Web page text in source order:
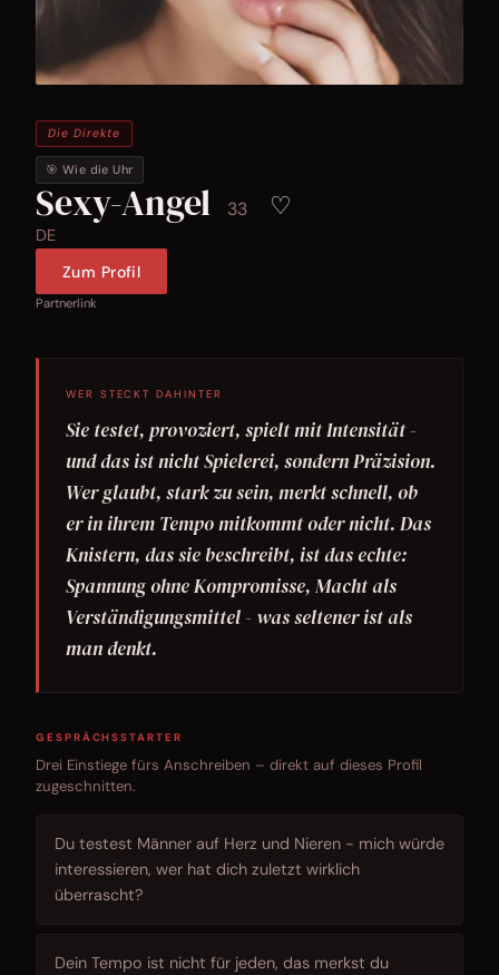
Die Direkte
🎯 Wie die Uhr
Sexy-Angel 33 ♡
DE
Zum Profil
Partnerlink
WER STECKT DAHINTER
Sie testet, provoziert, spielt mit Intensität -
und das ist nicht Spielerei, sondern Präzision.
Wer glaubt, stark zu sein, merkt schnell, ob
er in ihrem Tempo mitkommt oder nicht. Das
Knistern, das sie beschreibt, ist das echte:
Spannung ohne Kompromisse, Macht als
Verständigungsmittel - was seltener ist als
man denkt.
GESPRÄCHSSTARTER
Drei Einstiege fürs Anschreiben – direkt auf dieses Profil
zugeschnitten.
Du testest Männer auf Herz und Nieren - mich würde
interessieren, wer hat dich zuletzt wirklich
überrascht?
Dein Tempo ist nicht für jeden, das merkst du